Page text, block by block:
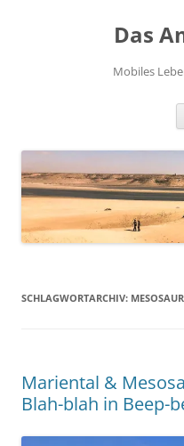
Das
Mobiles
SCHLAGWORTARCHIV:
Mariental &
Blah-blah in Beep-